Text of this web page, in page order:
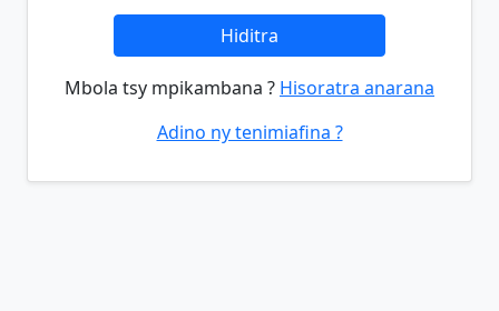
Hiditra
Mbola tsy mpikambana ? Hisoratra anarana
Adino ny tenimiafina ?